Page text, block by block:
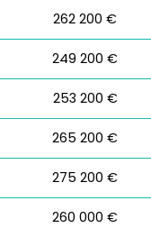
262 200 €
249 200 €
253 200 €
265 200 €
275 200 €
260 000 €